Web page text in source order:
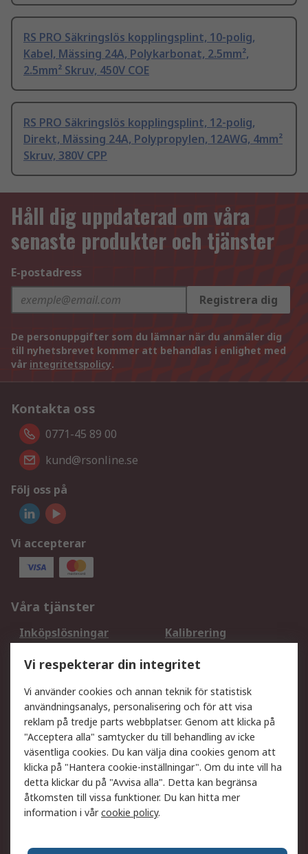
RS PRO Säkringslös kopplingsplint, 10-polig,
Kabel, Mässing 24A, Polykarbonat, 2.5mm²,
2.5mm² Skruv, 450V COE
RS PRO Säkringslös kopplingsplint, 12-polig,
Direkt, Mässing 24A, Polypropylen, 12AWG, 4mm²
Skruv, 380V CPP
Håll dig uppdaterad om våra
senaste produkter och tjänster
E-postadress
Registrera dig
De personuppgifter som du lämnar när du anmäler dig
till nyhetsbrevet kommer att behandlas i enlighet med
vår integritetspolicy.
Kontakta oss
0771-45 89 00
kund@rsonline.se
Följ oss på
Vi accepterar
Våra tjänster
Inköpslösningar
Kalibrering
DesignSpark
Teknisk Support
Ditt lokala säljteam
Exportlösningar
Support
Få hjälp
Retur av varor
Leverans
Spåra din order
Begär en fakturakopi
Fördelar med RS-konto
Betalningsalternativ
Vi respekterar din integritet
Vi använder cookies och annan teknik för statistisk
användningsanalys, personalisering och för att visa
reklam på tredje parts webbplatser. Genom att klicka på
"Acceptera alla" samtycker du till behandling av icke
väsentliga cookies. Du kan välja dina cookies genom att
klicka på "Hantera cookie-inställningar". Om du inte vill ha
detta klickar du på "Avvisa alla". Detta kan begränsa
åtkomsten till vissa funktioner. Du kan hitta mer
information i vårcookie policy.